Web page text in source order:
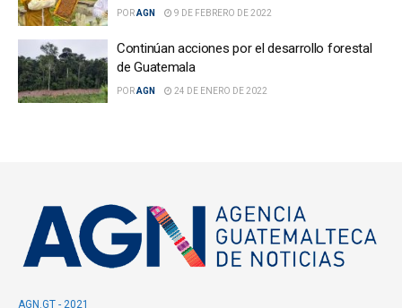
PORAGN 9 DE FEBRERO DE 2022
Continúan acciones por el desarrollo forestal
de Guatemala
PORAGN 24 DE ENERO DE 2022
AGN.GT - 2021